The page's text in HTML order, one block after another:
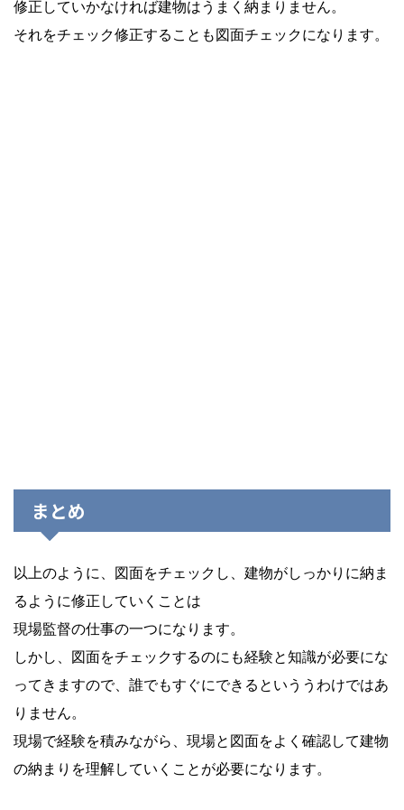
修正していかなければ建物はうまく納まりません。
それをチェック修正することも図面チェックになります。
まとめ
以上のように、図面をチェックし、建物がしっかりに納ま
るように修正していくことは
現場監督の仕事の一つになります。
しかし、図面をチェックするのにも経験と知識が必要にな
ってきますので、誰でもすぐにできるといううわけではあ
りません。
現場で経験を積みながら、現場と図面をよく確認して建物
の納まりを理解していくことが必要になります。